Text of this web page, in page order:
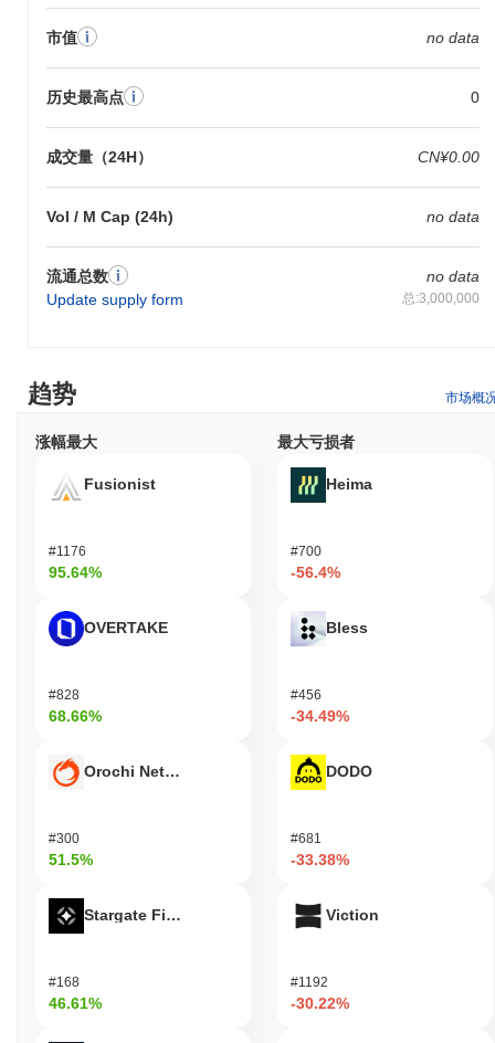
市值 no data
历史最高点 0
成交量（24H） CN¥0.00
Vol / M Cap (24h) no data
流通总数
Update supply form
no data
总:3,000,000
趋势 市场概
涨幅最大
Fusionist
#1176
95.64%
OVERTAKE
#828
68.66%
Orochi Network
#300
51.5%
Stargate Finance
#168
46.61%
最大亏损者
Heima
#700
-56.4%
Bless
#456
-34.49%
DODO
#681
-33.38%
Viction
#1192
-30.22%